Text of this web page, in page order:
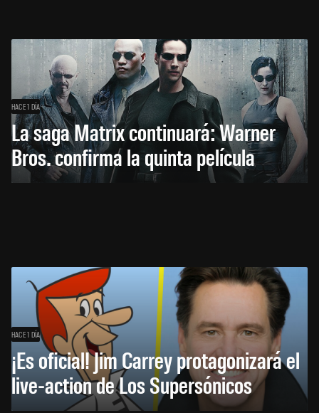
HACE 1 DÍA
La saga Matrix continuará: Warner
Bros. confirma la quinta película
HACE 1 DÍA
¡Es oficial! Jim Carrey protagonizará el
live-action de Los Supersónicos